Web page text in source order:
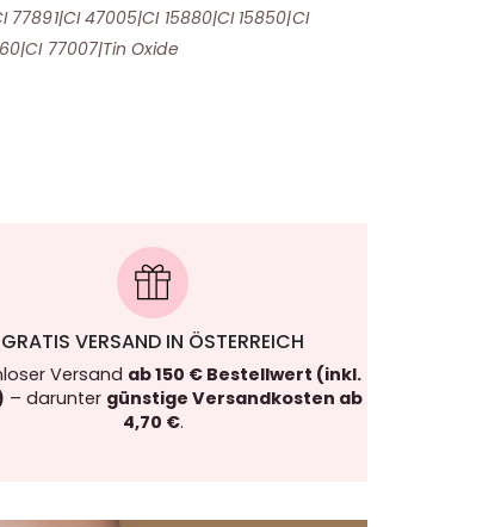
77891|CI 47005|CI 15880|CI 15850|CI
77007|Tin Oxide
GRATIS VERSAND IN ÖSTERREICH
Versand ab 150 € Bestellwert (inkl.
– darunter günstige Versandkosten ab
4,70 €.